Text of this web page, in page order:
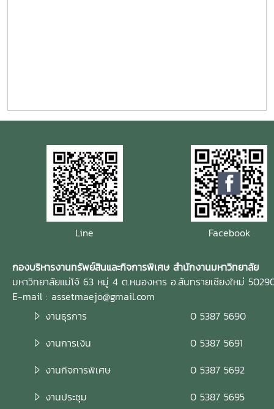
Line Facebook
กองบริหารงานทรัพย์สินและกิจการพิเศษ สำนักงานมหาวิทยาลัย
มหาวิทยาลัยแม่โจ้ 63 หมู่ 4 ต.หนองหาร อ.สันทรายเชียงใหม่
E-mail : assetmaejo@gmail.com
งานธุรการ
0 5387 5690
งานการเงิน
0 5387 5691
งานกิจการพิเศษ
0 5387 5692
งานประชุม
0 5387 5695